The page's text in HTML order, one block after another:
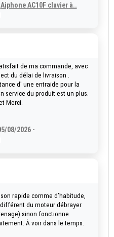
Aiphone AC10F clavier à..
de ma commande, avec
du délai de livraison .
d' une entraide pour la
service du produit est un plus.
Merci.
08/2026 -
rapide comme d’habitude,
du moteur débrayer
sinon fonctionne
À voir dans le temps.